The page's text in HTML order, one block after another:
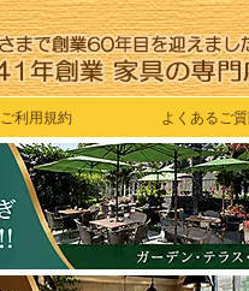
ご利用規約 よくあるご